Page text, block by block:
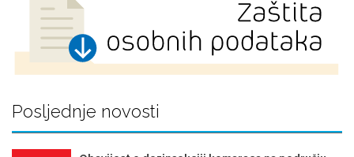
Posljednje novosti